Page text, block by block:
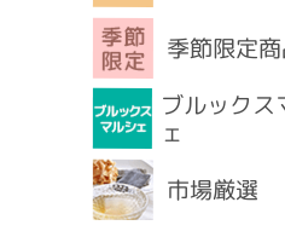
季節限定
ブルックス
ェ
市場厳選